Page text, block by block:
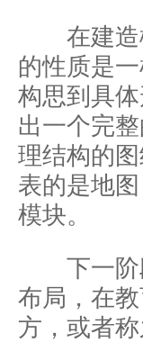
在建造
的性质是
构思到具
出一个完
理结构的
表的是地
模块。
下一阶
布局，在
方，或者